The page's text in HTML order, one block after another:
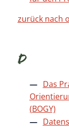
zurück nach
D
Das
(BOGY)